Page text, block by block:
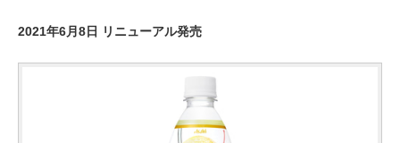
2021年6月8日 リニューアル発売